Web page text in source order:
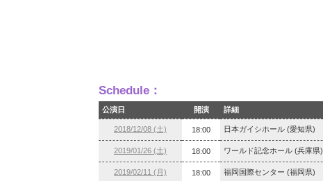
Schedule：
公演日 開演 詳細
2018/12/08 (土) 18:00 日本ガイシホール (愛知県)
2019/01/26 (土) 18:00 ワールド記念ホール (兵庫県)
2019/02/11 (月) 18:00 福岡国際センター (福岡県)